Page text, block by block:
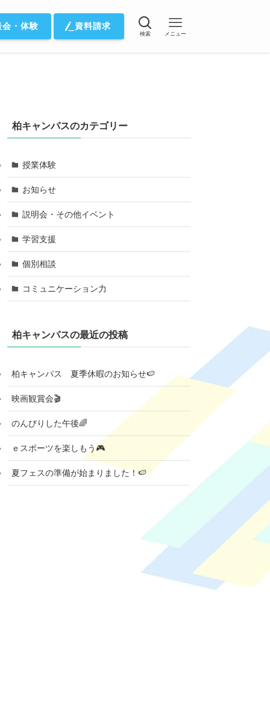
・体験 資料請求
検索 メニュー
柏キャンパスのカテゴリー
授業体験
お知らせ
説明会・その他イベント
学習支援
個別相談
コミュニケーション力
柏キャンパスの最近の投稿
柏キャンパス 夏季休暇のお知らせ🍉
映画観賞会🎬
のんびりした午後🌈
ｅスポーツを楽しもう🎮
夏フェスの準備が始まりました！🍉